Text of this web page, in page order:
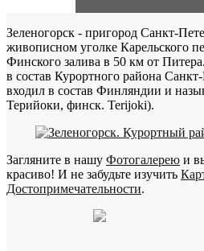
Зеленогорск - пригород Санкт-
живописном уголке Карельского
Финского залива в 50 км от
в состав Курортного района
входил в состав Финляндии и
Терийоки, финск. Terijoki).
Загляните в нашу Фотогалерею и
красиво! И не забудьте изучить
Достопримечательности.